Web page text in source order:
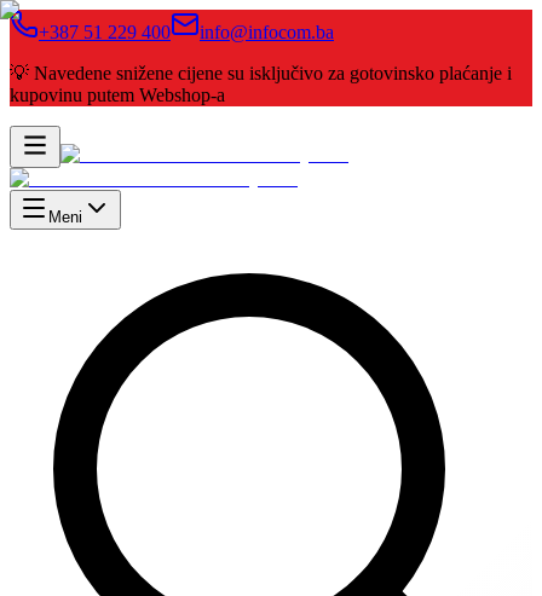
+387 51 229 400
info@infocom.ba
💡 Navedene snižene cijene su isključivo za gotovinsko plaćanje i
kupovinu putem Webshop-a
Meni